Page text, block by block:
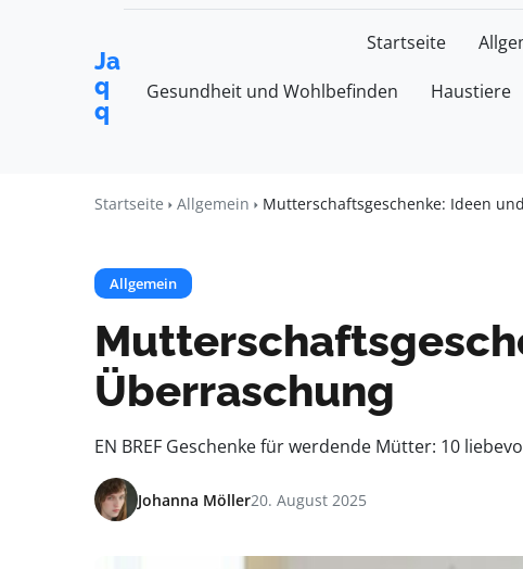
Ja
q
q
Startseite
Gesundheit und Wohlbefinden Haustiere
Startseite Allgemein Mutterschaftsgeschenke: Ideen
Allgemein
Überraschung
EN BREF Geschenke für werdende Mütter: 10
Johanna Möller20. August 2025